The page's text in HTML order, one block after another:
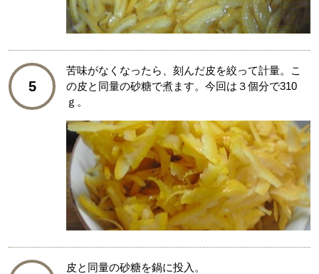
5
苦味がなくなったら、刻んだ皮を絞って計量。こ
の皮と同量の砂糖で煮ます。今回は３個分で310
ｇ。
皮と同量の砂糖を鍋に投入。